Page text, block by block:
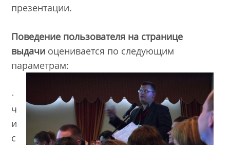
презентации.
Поведение пользователя на странице
выдачи оценивается по следующим
параметрам:
·
ч
и
с